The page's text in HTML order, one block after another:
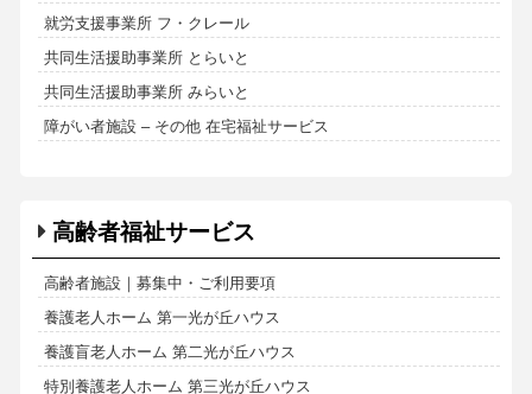
就労支援事業所 フ・クレール
共同生活援助事業所 とらいと
共同生活援助事業所 みらいと
障がい者施設 – その他 在宅福祉サービス
高齢者福祉サービス
高齢者施設｜募集中・ご利用要項
養護老人ホーム 第一光が丘ハウス
養護盲老人ホーム 第二光が丘ハウス
特別養護老人ホーム 第三光が丘ハウス